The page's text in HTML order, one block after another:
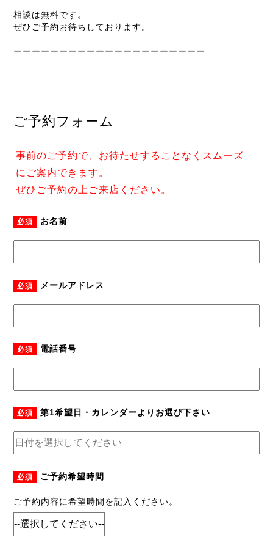
相談は無料です。
ぜひご予約お待ちしております。
ーーーーーーーーーーーーーーーーーーーーー
ご予約フォーム
事前のご予約で、お待たせすることなくスムーズ
にご案内できます。
ぜひご予約の上ご来店ください。
必須 お名前
必須 メールアドレス
必須 電話番号
必須 第1希望日・カレンダーよりお選び下さい
必須 ご予約希望時間
ご予約内容に希望時間を記入ください。